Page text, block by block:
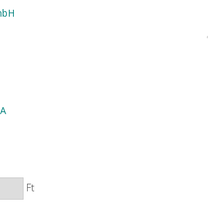
Ltd.
Ft